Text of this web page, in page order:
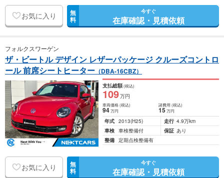
お気に入り 無
料
今すぐ
在庫確認・見積依頼
フォルクスワーゲン
ザ・ビートル デザイン レザーパッケージ クルーズコントロ
ール 前席シートヒーター （DBA-16CBZ）
支払総額(税込)
109万円
車両価格(税込)
94万円
諸費用 (税込)
15 万円
年式 2013(H25) 走行 4.9万km
車検 車検整備付 保証 あり
整備 定期点検整備有
お気に入り 無
料
今すぐ
在庫確認・見積依頼